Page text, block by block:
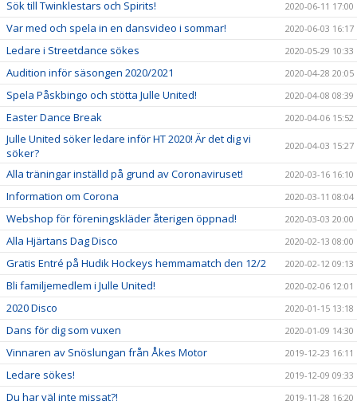
Sök till Twinklestars och Spirits! 2020-06-11 17:00
Var med och spela in en dansvideo i sommar! 2020-06-03 16:17
Ledare i Streetdance sökes 2020-05-29 10:33
Audition inför säsongen 2020/2021 2020-04-28 20:05
Spela Påskbingo och stötta Julle United! 2020-04-08 08:39
Easter Dance Break 2020-04-06 15:52
Julle United söker ledare inför HT 2020! Är det dig vi
söker?
2020-04-03 15:27
Alla träningar inställd på grund av Coronaviruset! 2020-03-16 16:10
Information om Corona 2020-03-11 08:04
Webshop för föreningskläder återigen öppnad! 2020-03-03 20:00
Alla Hjärtans Dag Disco 2020-02-13 08:00
Gratis Entré på Hudik Hockeys hemmamatch den 12/2 2020-02-12 09:13
Bli familjemedlem i Julle United! 2020-02-06 12:01
2020 Disco 2020-01-15 13:18
Dans för dig som vuxen 2020-01-09 14:30
Vinnaren av Snöslungan från Åkes Motor 2019-12-23 16:11
Ledare sökes! 2019-12-09 09:33
Du har väl inte missat?! 2019-11-28 16:20